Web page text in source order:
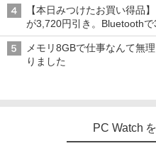
【本日みつけたお買い得品
が3,720円引き。Bluetooth
メモリ8GBで仕事なんて無
りました
PC Watch